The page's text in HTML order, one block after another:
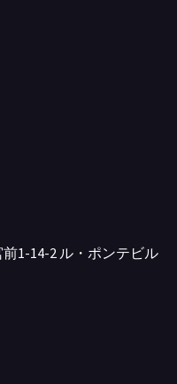
1-14-2 ル・ポンテビル